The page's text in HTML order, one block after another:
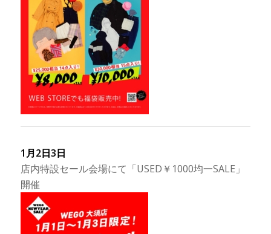
1月2日3日
店内特設セール会場にて「USED￥1000均一SALE」
開催